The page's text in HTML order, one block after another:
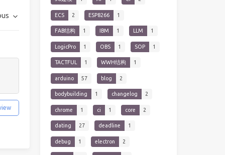
ECS 2 ESP8266 1
FAB结构 1 IBM 1 LLM 1
LogicPro 1 OBS 1 SOP 1
TACTFUL 1 WWH结构 1
arduino 57 blog 2
bodybuilding 1 changelog 2
chrome 1 ci 1 core 2
dating 27 deadline 1
debug 1 electron 2